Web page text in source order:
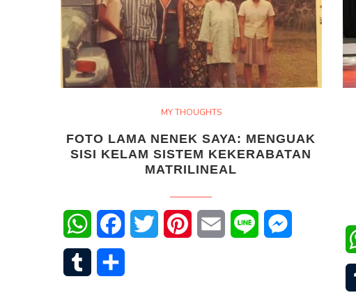
MY THOUGHTS
FOTO LAMA NENEK SAYA: MENGUAK
SISI KELAM SISTEM KEKERABATAN
MATRILINEAL
WhatsAppFacebookTwitter PinterestEmail Line Messenger
Tumblr